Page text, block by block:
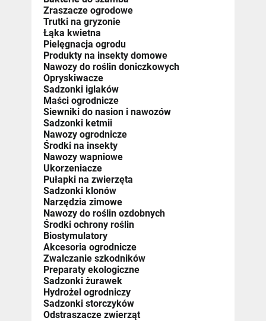
Zraszacze ogrodowe
Trutki na gryzonie
Łąka kwietna
Pielęgnacja ogrodu
Produkty na insekty domowe
Nawozy do roślin doniczkowych
Opryskiwacze
Sadzonki iglaków
Maści ogrodnicze
Siewniki do nasion i nawozów
Sadzonki ketmii
Nawozy ogrodnicze
Środki na insekty
Nawozy wapniowe
Ukorzeniacze
Pułapki na zwierzęta
Sadzonki klonów
Narzędzia zimowe
Nawozy do roślin ozdobnych
Środki ochrony roślin
Biostymulatory
Akcesoria ogrodnicze
Zwalczanie szkodników
Preparaty ekologiczne
Sadzonki żurawek
Hydrożel ogrodniczy
Sadzonki storczyków
Odstraszacze zwierząt